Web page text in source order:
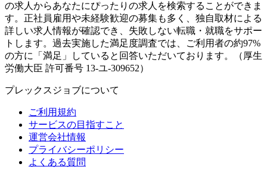
の求人からあなたにぴったりの求人を検索することができま
す。正社員雇用や未経験歓迎の募集も多く、独自取材による
詳しい求人情報が確認でき、失敗しない転職・就職をサポー
トします。過去実施した満足度調査では、ご利用者の約97%
の方に「満足」していると回答いただいております。（厚生
労働大臣 許可番号 13-ユ-309652）
プレックスジョブについて
ご利用規約
サービスの目指すこと
運営会社情報
プライバシーポリシー
よくある質問